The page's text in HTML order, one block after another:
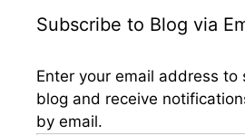
Subscribe to Blog via
Enter your email address to
blog and receive
by email.